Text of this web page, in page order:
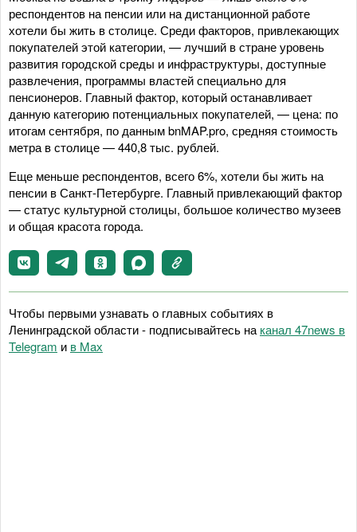
респондентов на пенсии или на дистанционной работе
хотели бы жить в столице. Среди факторов, привлекающих
покупателей этой категории, — лучший в стране уровень
развития городской среды и инфраструктуры, доступные
развлечения, программы властей специально для
пенсионеров. Главный фактор, который останавливает
данную категорию потенциальных покупателей, — цена: по
итогам сентября, по данным bnMAP.pro, средняя стоимость
метра в столице — 440,8 тыс. рублей.
Еще меньше респондентов, всего 6%, хотели бы жить на
пенсии в Санкт-Петербурге. Главный привлекающий фактор
— статус культурной столицы, большое количество музеев
и общая красота города.
Чтобы первыми узнавать о главных событиях в
Ленинградской области - подписывайтесь на канал 47news в
Telegram и в Maх